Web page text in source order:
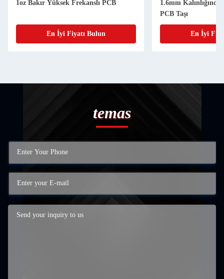
1oz Bakır Yüksek Frekanslı PCB
En İyi Fiyatı Bulun
1.6mm
PCB Taşı
En İyi
temas